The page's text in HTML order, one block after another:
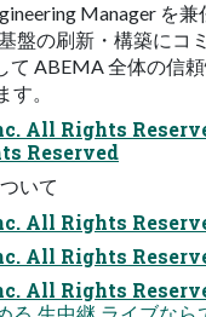
Manager を兼
盤の刷新・構築にコ
て ABEMA 全体の信
す。
All Rights
Reserved
いて
All Rights
All Rights
All Rights